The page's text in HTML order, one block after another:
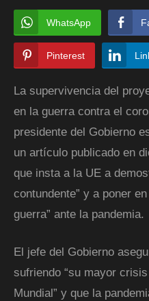
WhatsApp
Pinterest
La supervivencia del
en la guerra contra el
presidente del Gobierno
un artículo publicado en
que insta a la UE a
contundente” y a poner
guerra” ante la pandemia.
El jefe del Gobierno
sufriendo “su mayor
Mundial” y que la